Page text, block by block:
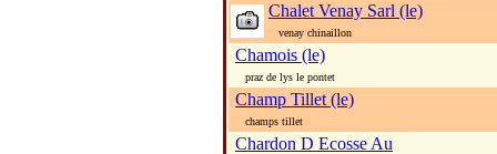
Chalet Venay Sarl (le)
venay chinaillon
Chamois (le)
praz de lys le pontet
Champ Tillet (le)
champs tillet
Chardon D Ecosse Au